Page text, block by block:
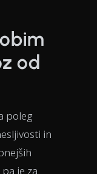
od
poleg
in
je za